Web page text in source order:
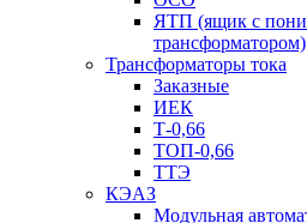
ЯТП (ящик с
трансформатором)
Трансформаторы тока
Заказные
ИЕК
Т-0,66
ТОП-0,66
ТТЭ
КЭАЗ
Модульная